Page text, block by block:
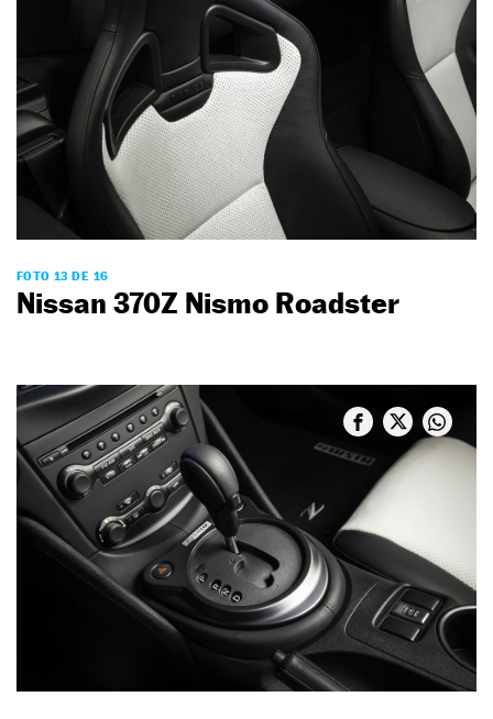
FOTO 13 DE 16
Nissan 370Z Nismo Roadster